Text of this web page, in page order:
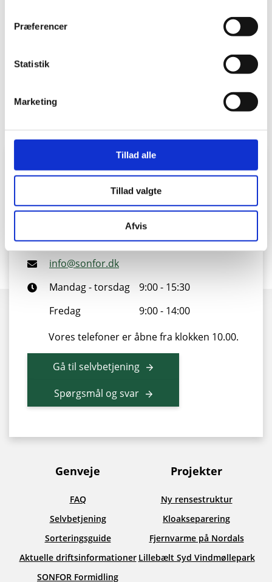
Præferencer
Statistik
Marketing
Tillad alle
Tillad valgte
Afvis
Indholdet af din restaffaldsbeholder bliver afleveret
forbrændingen bliver anvendt til produktion af el og
varme.
Kontakt vores kundeservice
Vi er klar til at hjælpe dig
88 43 53 00
info@sonfor.dk
Mandag - torsdag
9:00 - 15:30
Fredag
9:00 - 14:00
Vores telefoner er åbne fra klokken 10.00.
Gå til selvbetjening
Spørgsmål og svar
Genveje
FAQ
Selvbetjening
Sorteringsguide
Aktuelle driftsinformationer
SONFOR Formidling
Projekter
Ny rensestruktur
Kloakseparering
Fjernvarme på Nordals
Lillebælt Syd Vindmøllepark